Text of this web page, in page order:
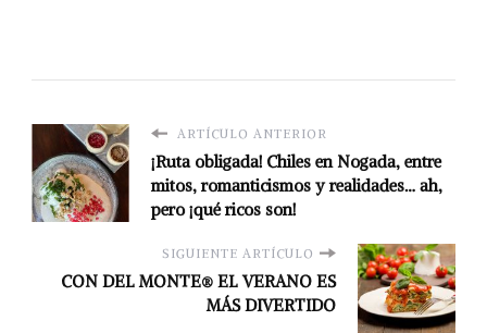
ARTÍCULO ANTERIOR
¡Ruta obligada! Chiles en Nogada, entre
mitos, romanticismos y realidades… ah,
pero ¡qué ricos son!
SIGUIENTE ARTÍCULO
CON DEL MONTE® EL VERANO ES
MÁS DIVERTIDO